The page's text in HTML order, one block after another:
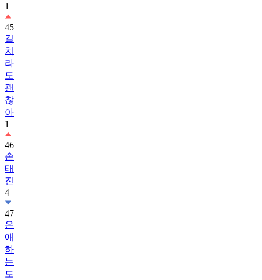
1
45
길
치
라
도
괜
찮
아
1
46
손
태
진
4
47
은
애
하
는
도